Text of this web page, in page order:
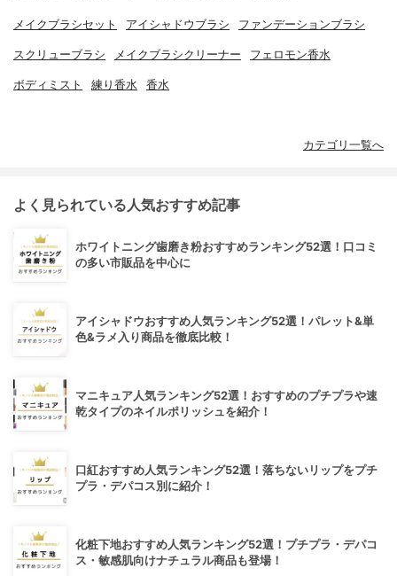
メイクブラシセット アイシャドウブラシ ファンデーションブラシ
スクリューブラシ メイクブラシクリーナー フェロモン香水
ボディミスト 練り香水 香水
カテゴリ一覧へ
よく見られている人気おすすめ記事
ホワイトニング歯磨き粉おすすめランキング52選！口コミ
の多い市販品を中心に
アイシャドウおすすめ人気ランキング52選！パレット&単
色&ラメ入り商品を徹底比較！
マニキュア人気ランキング52選！おすすめのプチプラや速
乾タイプのネイルポリッシュを紹介！
口紅おすすめ人気ランキング52選！落ちないリップをプチ
プラ・デパコス別に紹介！
化粧下地おすすめ人気ランキング52選！プチプラ・デパコ
ス・敏感肌向けナチュラル商品も登場！